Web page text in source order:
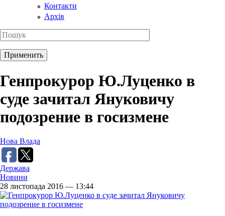
Контакти
Архів
Генпрокурор Ю.Луценко в
суде зачитал Януковичу
подозрение в госизмене
Нова Влада
Держава
Новини
28 листопада 2016 — 13:44